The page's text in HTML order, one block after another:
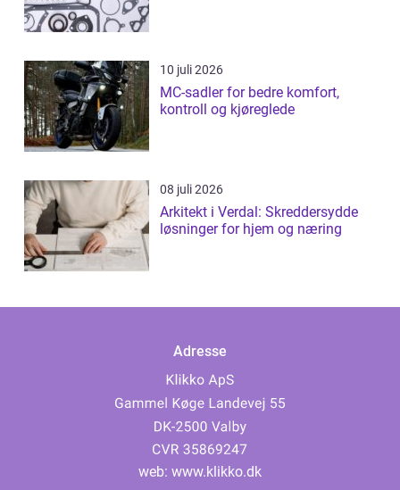
10 juli 2026
MC-sadler for bedre komfort,
kontroll og kjøreglede
08 juli 2026
Arkitekt i Verdal: Skreddersydde
løsninger for hjem og næring
Adresse
web: www.klikko.dk